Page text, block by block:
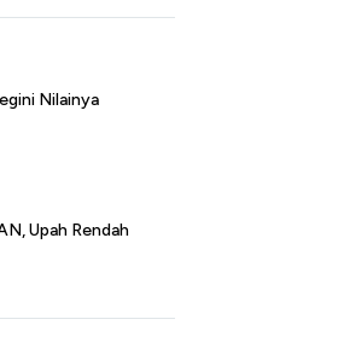
Nilainya
Upah Rendah